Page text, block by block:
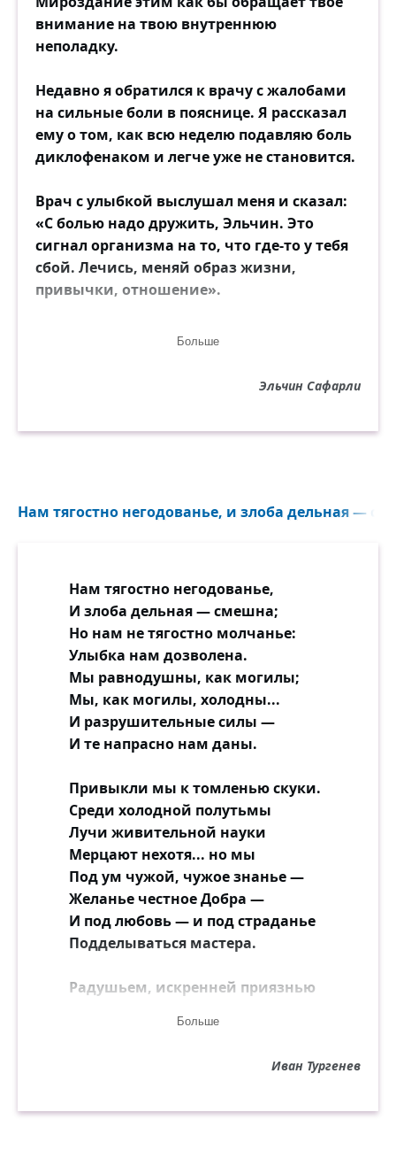
внимание на твою внутреннюю
неполадку.
Недавно я обратился к врачу с жалобами
на сильные боли в пояснице. Я рассказал
ему о том, как всю неделю подавляю боль
диклофенаком и легче уже не становится.
Врач с улыбкой выслушал меня и сказал:
«С болью надо дружить, Эльчин. Это
сигнал организма на то, что где-то у тебя
сбой. Лечись, меняй образ жизни,
привычки, отношение».
Каждый человек — учитель для нас. И не
проститутка. Случайностей не существует
козла!».
на новый уровень — я стал крепче,
сильнее, научился ценить жизнь, людей и
спокойно принимать их пороки.
Больше
Эльчин Сафарли
Нам тягостно негодованье, и злоба дельная —
Нам тягостно негодованье,
И злоба дельная — смешна;
Но нам не тягостно молчанье:
Улыбка нам дозволена.
Мы равнодушны, как могилы;
Мы, как могилы, холодны...
И разрушительные силы —
И те напрасно нам даны.
Привыкли мы к томленью скуки.
Среди холодной полутьмы
Лучи живительной науки
Мерцают нехотя... но мы
Под ум чужой, чужое знанье —
Желанье честное Добра —
И под любовь — и под страданье
Подделываться мастера.
Радушьем, искренней приязнью
Но с недоверчивой боязнью
Он не пленится нашим жаром —
То, что ему досталось даром,
Больше
Иван Тургенев